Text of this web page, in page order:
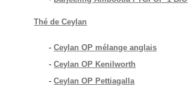
Thé de Ceylan
-Ceylan OP mélange anglais
-Ceylan OP Kenilworth
-Ceylan OP Pettiagalla